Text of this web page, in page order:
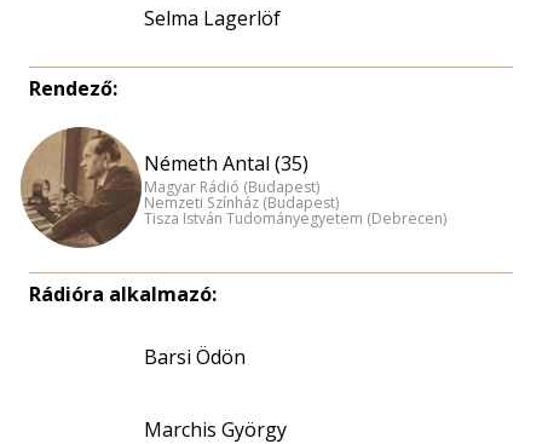
Selma Lagerlöf
Rendező:
Németh Antal (35)
Magyar Rádió (Budapest)
Nemzeti Színház (Budapest)
Tisza István Tudományegyetem (Debrecen)
Rádióra alkalmazó:
Barsi Ödön
Marchis György